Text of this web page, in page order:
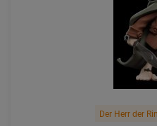
Der Herr der